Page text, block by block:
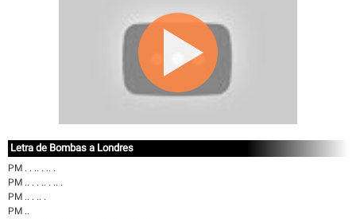
Letra de Bombas a Londres
PM . . .. . .. .
PM .. . . .. . .. .
PM .. . .. .
PM ..